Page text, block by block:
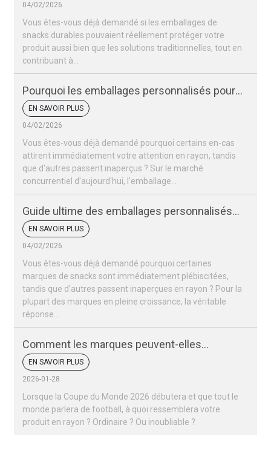
04/02/2026
Vous êtes-vous déjà demandé si les emballages de
snacks durables pouvaient réellement protéger votre
produit aussi bien que les solutions traditionnelles, tout en
contribuant à...
Pourquoi les emballages personnalisés pour
vos snacks sont-ils si importants pour votre
marque ?
EN SAVOIR PLUS
04/02/2026
Vous êtes-vous déjà demandé pourquoi certains en-cas
attirent immédiatement votre attention en rayon, tandis
que d'autres passent inaperçus ? Sur le marché
concurrentiel d'aujourd'hui, l'emballage…
Guide ultime des emballages personnalisés
pour snacks
EN SAVOIR PLUS
04/02/2026
Vous êtes-vous déjà demandé pourquoi certaines
marques de snacks sont immédiatement plébiscitées,
tandis que d'autres passent inaperçues en rayon ? Pour la
plupart des marques en pleine croissance, la véritable
réponse…
Comment les marques peuvent-elles
remporter un succès retentissant lors de la
Coupe du monde 2026 ?
EN SAVOIR PLUS
2026-01-28
Lorsque la Coupe du Monde 2026 débutera et que tout le
monde parlera de football, à quoi ressemblera votre
produit en rayon ? Ordinaire ? Ou inoubliable ?